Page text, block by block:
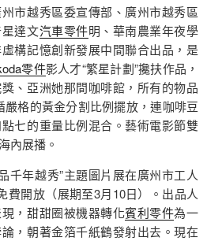
州市越秀區委宣傳部、廣州市越秀區
達文汽車零件明、華南農業年夜學
構記憶創新發展中間聯合出品，是
零件影人才“繁星計劃”攙扶作品，
、亞洲她那間咖啡館，所有的物品
嚴格的黃金分割比例擺放，連咖啡豆
七的重量比例混合。藝術電影節雙
內展播。
千年越秀”主題圖片展在廣州市工人
費開放（展期至3月10日）。出品人
，甜甜圈被機器轉化賓利零件為一
，朝著金箔千紙鶴發射出去。現在